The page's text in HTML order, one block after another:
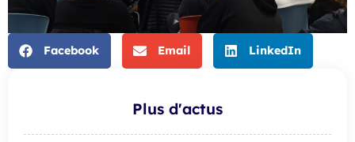
Facebook Email LinkedIn
Plus d'actus